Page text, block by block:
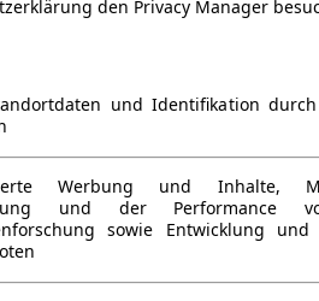
den Privacy Manager
und Identifikation
Werbung und Inhalte,
und der Performance
sowie Entwicklung und